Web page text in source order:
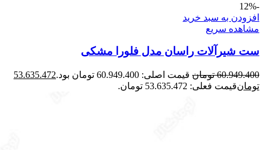
-12%
افزودن به سبد خرید
مشاهده سریع
ست شیرآلات راسان مدل فلورا مشکی
60.949.400 تومان قیمت اصلی: 60.949.400 تومان بود.
53.635.472
تومانقیمت فعلی: 53.635.472 تومان.